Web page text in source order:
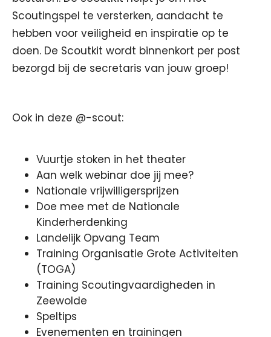
Scoutingspel te versterken, aandacht te
hebben voor veiligheid en inspiratie op te
doen. De Scoutkit wordt binnenkort per post
bezorgd bij de secretaris van jouw groep!
Ook in deze @-scout:
Vuurtje stoken in het theater
Aan welk webinar doe jij mee?
Nationale vrijwilligersprijzen
Doe mee met de Nationale
Kinderherdenking
Landelijk Opvang Team
Training Organisatie Grote Activiteiten
(TOGA)
Training Scoutingvaardigheden in
Zeewolde
Speltips
Evenementen en trainingen